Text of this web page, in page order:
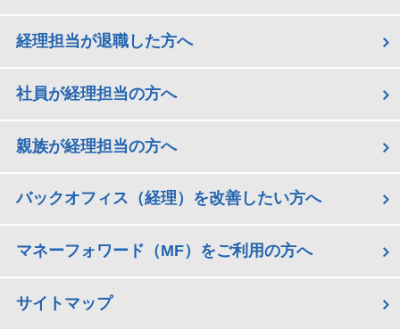
経理担当が退職した方へ
社員が経理担当の方へ
親族が経理担当の方へ
バックオフィス（経理）を改善したい方へ
マネーフォワード（MF）をご利用の方へ
サイトマップ